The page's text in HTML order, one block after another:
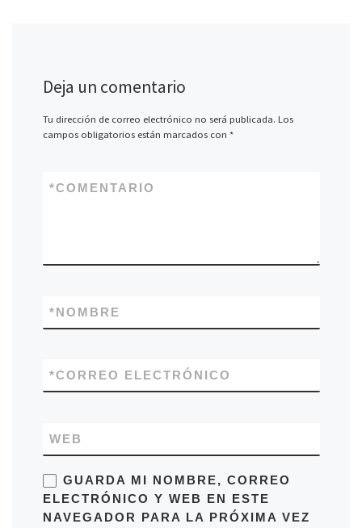
Deja un comentario
Tu dirección de correo electrónico no será publicada. Los
campos obligatorios están marcados con *
COMENTARIO
*
NOMBRE
*
CORREO ELECTRÓNICO
*
WEB
GUARDA MI NOMBRE, CORREO
ELECTRÓNICO Y WEB EN ESTE
NAVEGADOR PARA LA PRÓXIMA VEZ